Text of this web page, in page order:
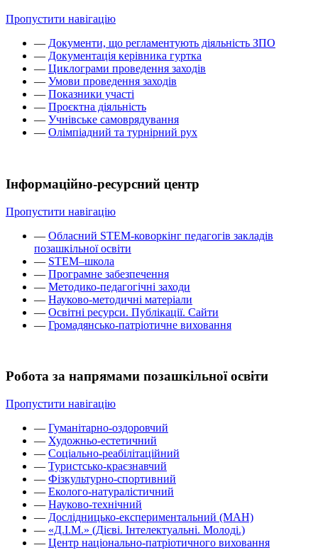
Пропустити навігацію
— Документи, що регламентують діяльність ЗПО
— Документація керівника гуртка
— Циклограми проведення заходів
— Умови проведення заходів
— Показники участі
— Проєктна діяльність
— Учнівське самоврядування
— Олімпіадний та турнірний рух
Інформаційно-ресурсний центр
Пропустити навігацію
— Обласний STEM-коворкінг педагогів закладів
позашкільної освіти
— STEM–школа
— Програмне забезпечення
— Методико-педагогічні заходи
— Науково-методичні матеріали
— Освітні ресурси. Публікації. Сайти
— Громадянсько-патріотичне виховання
Робота за напрямами позашкільної освіти
Пропустити навігацію
— Гуманітарно-оздоровчий
— Художньо-естетичний
— Соціально-реабілітаційний
— Туристсько-краєзнавчий
— Фізкультурно-спортивний
— Еколого-натуралістичний
— Науково-технічний
— Дослідницько-експериментальний (МАН)
— «Д.І.М.» (Дієві. Інтелектуальні. Молоді.)
— Центр національно-патріотичного виховання